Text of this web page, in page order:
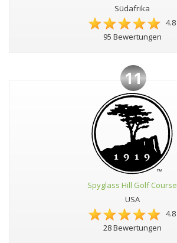
Südafrika
4.8
95 Bewertungen
11
Spyglass Hill Golf Course
USA
4.8
28 Bewertungen